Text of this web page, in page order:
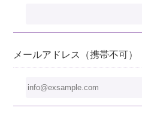
メールアドレス（携帯不可）